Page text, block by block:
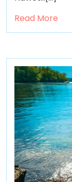
Read More